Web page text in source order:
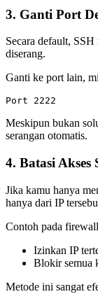
3. Ganti Port
Secara default,
diserang.
Ganti ke port lain,
Meskipun bukan
serangan otomatis.
4. Batasi
Jika kamu hanya
hanya dari IP
Contoh pada
Izinkan IP
Blokir semua
Metode ini sangat